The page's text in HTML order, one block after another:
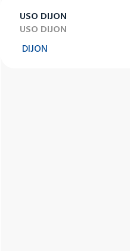
USO DIJON
USO DIJON
DIJON